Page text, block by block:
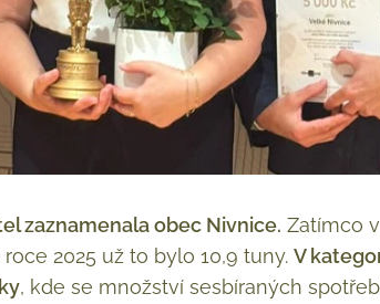
zaznamenala obec Nivnice. Zatímco
2025 už to bylo 10,9 tuny. V
, kde se množství sesbíraných